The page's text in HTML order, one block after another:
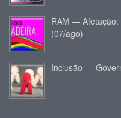
RAM — Afetação:
(07/ago)
Inclusão —